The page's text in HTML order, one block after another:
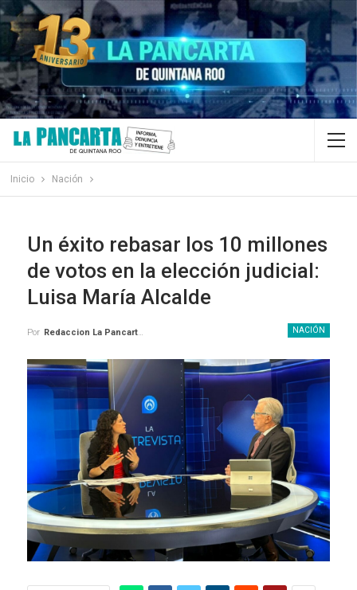
Inicio Nación
Un éxito rebasar los 10 millones
de votos en la elección judicial:
Luisa María Alcalde
NACIÓN
Por Redaccion La Pancarta De Quintana Roo